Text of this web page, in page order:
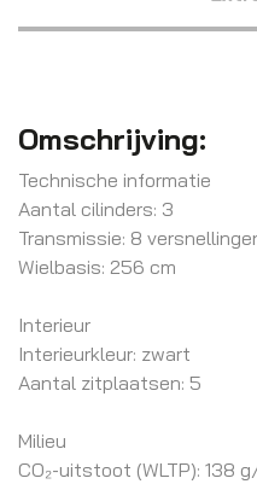
Omschrijving:
Technische informatie
Aantal cilinders: 3
Transmissie: 8
Wielbasis: 256 cm
Interieur
Interieurkleur: zwart
Aantal zitplaatsen: 5
Milieu
CO₂-uitstoot (WLTP): 138